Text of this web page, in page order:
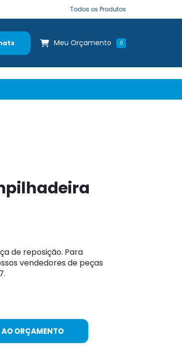
Todos os Produtos
Meu Orçamento 0
de reposição. Para
vendedores de peças
ADICIONAR AO ORÇAMENTO